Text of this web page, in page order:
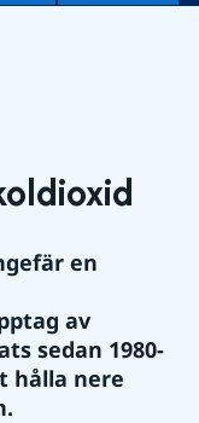
en
av
sedan 1980-
hålla nere